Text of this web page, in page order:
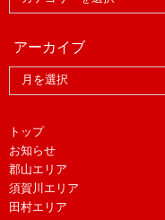
アーカイブ
トップ
お知らせ
郡山エリア
須賀川エリア
田村エリア